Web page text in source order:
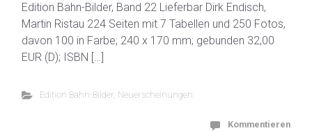
Edition Bahn-Bilder, Band 22 Lieferbar Dirk Endisch,
Martin Ristau 224 Seiten mit 7 Tabellen und 250 Fotos,
davon 100 in Farbe; 240 x 170 mm; gebunden 32,00
EUR (D); ISBN […]
Edition Bahn-Bilder, Neuerscheinungen
Kommentieren